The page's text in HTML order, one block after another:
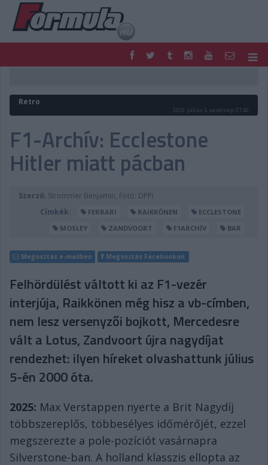
FORMULA
MOTOR
PODCAST
SHOP
LIVE
TIPPJÁTÉK
DIGITÁLIS MAGAZIN
PONTÁLLÁSOK
Retro
2026. július 5. vasárnap, 07:40
F1-Archív: Ecclestone
Hitler miatt pácban
Szerző: Strommer Benjamin, Fotó: DPPI
Címkék:
FERRARI RAIKKÖNEN
ECCLESTONE
MOSLEY
ZANDVOORT F1ARCHÍV BAR
Megosztás e-mailben Megosztás Facebookon
Felhördülést váltott ki az F1-vezér
interjúja, Raikkönen még hisz a vb-címben,
nem lesz versenyzői bojkott, Mercedesre
vált a Lotus, Zandvoort újra nagydíjat
rendezhet: ilyen híreket olvashattunk július
5-én 2000 óta.
2025: Max Verstappen nyerte a Brit Nagydíj
többszereplős, többesélyes időmérőjét, ezzel
megszerezte a pole-pozíciót vasárnapra
Silverstone-ban. A holland klasszis ellopta az